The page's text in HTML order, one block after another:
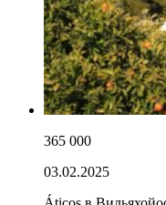
365 000
03.02.2025